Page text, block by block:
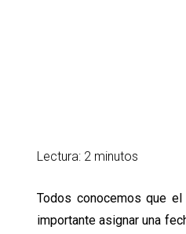
Lectura: 2 minutos
Todos conocemos que
importante asignar una